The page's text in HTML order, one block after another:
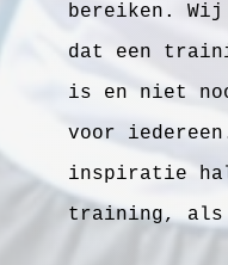
bereiken. Wij
dat een
is en niet
voor
inspiratie
training, als